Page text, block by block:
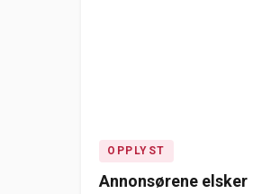
OPPLYST
Annonsørene elsker